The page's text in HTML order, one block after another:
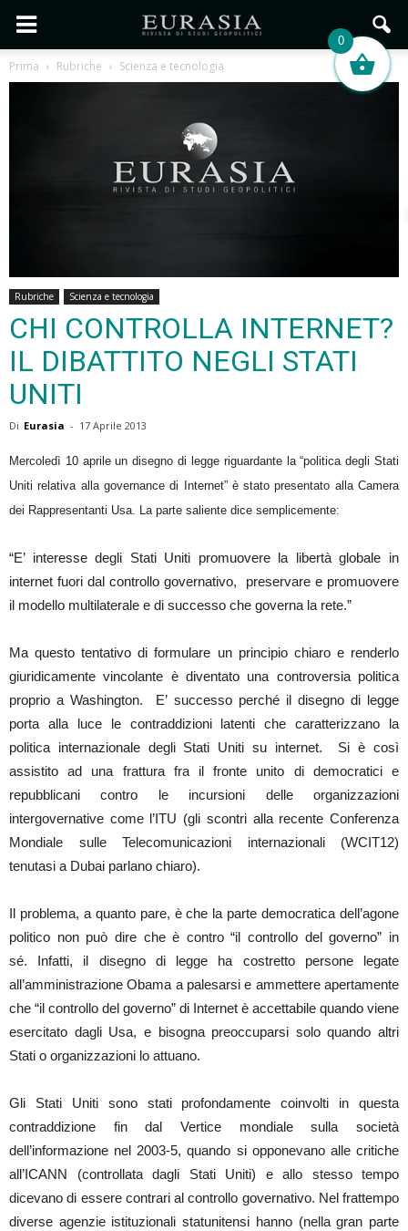
Prima Rubriche Scienza e tecnologia
Rubriche Scienza e tecnologia
CHI CONTROLLA INTERNET?
IL DIBATTITO NEGLI STATI
UNITI
Di Eurasia - 17 Aprile 2013
Mercoledì 10 aprile un disegno di legge riguardante la “politica degli Stati
Uniti relativa alla governance di Internet” è stato presentato alla Camera
dei Rappresentanti Usa. La parte saliente dice semplicemente:
“E’ interesse degli Stati Uniti promuovere la libertà globale in
internet fuori dal controllo governativo, preservare e promuovere
il modello multilaterale e di successo che governa la rete.”
Ma questo tentativo di formulare un principio chiaro e renderlo
giuridicamente vincolante è diventato una controversia politica
proprio a Washington. E’ successo perché il disegno di legge
porta alla luce le contraddizioni latenti che caratterizzano la
politica internazionale degli Stati Uniti su internet. Si è così
assistito ad una frattura fra il fronte unito di democratici e
repubblicani contro le incursioni delle organizzazioni
intergovernative come l’ITU (gli scontri alla recente Conferenza
Mondiale sulle Telecomunicazioni internazionali (WCIT12)
tenutasi a Dubai parlano chiaro).
Il problema, a quanto pare, è che la parte democratica dell’agone
politico non può dire che è contro “il controllo del governo” in
sé. Infatti, il disegno di legge ha costretto persone legate
all’amministrazione Obama a palesarsi e ammettere apertamente
che “il controllo del governo” di Internet è accettabile quando viene
esercitato dagli Usa, e bisogna preoccuparsi solo quando altri
Stati o organizzazioni lo attuano.
Gli Stati Uniti sono stati profondamente coinvolti in questa
contraddizione fin dal Vertice mondiale sulla società
dell’informazione nel 2003-5, quando si opponevano alle critiche
all’ICANN (controllata dagli Stati Uniti) e allo stesso tempo
dicevano di essere contrari al controllo governativo. Nel frattempo
diverse agenzie istituzionali statunitensi hanno (nella gran parte
0